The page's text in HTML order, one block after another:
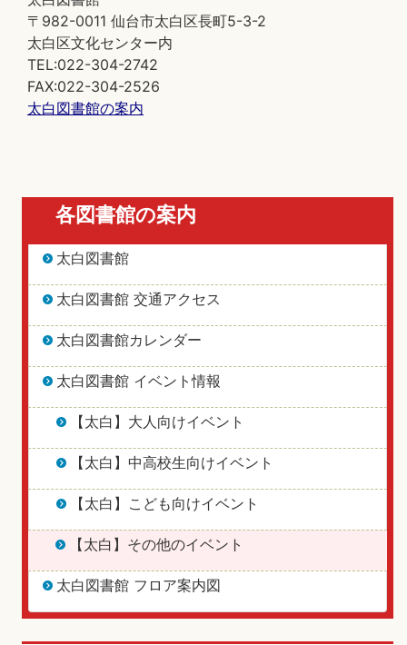
〒982-0011 仙台市太白区長町5-3-2
太白区文化センター内
TEL:022-304-2742
FAX:022-304-2526
太白図書館の案内
各図書館の案内
太白図書館
太白図書館 交通アクセス
太白図書館カレンダー
太白図書館 イベント情報
【太白】大人向けイベント
【太白】中高校生向けイベント
【太白】こども向けイベント
【太白】その他のイベント
太白図書館 フロア案内図